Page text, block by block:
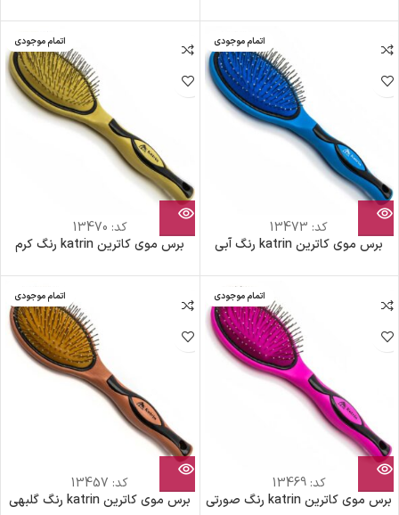
اتمام موجودی
کد: 13473
برس موی کاترین katrin رنگ آبی
اتمام موجودی
کد: 13470
برس موی کاترین katrin رنگ کرم
اتمام موجودی
کد:13469
برس موی کاترین katrin رنگ صورتی
اتمام موجودی
کد: 13457
برس موی کاترین katrin رنگ گلبهی